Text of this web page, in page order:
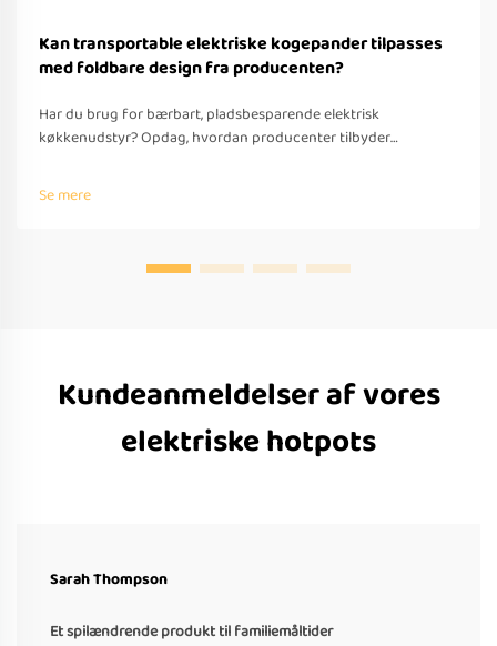
Kan transportable elektriske kogepander tilpasses
med foldbare design fra producenten?
Har du brug for bærbart, pladsbesparende elektrisk
køkkenudstyr? Opdag, hvordan producenter tilbyder
understøttelse, hurtig prototyping og overholdelse af globale
standarder. Anmod om et tilbud i dag.
Se mere
Kundeanmeldelser af vores
elektriske hotpots
Sarah Thompson
Et spilændrende produkt til familiemåltider